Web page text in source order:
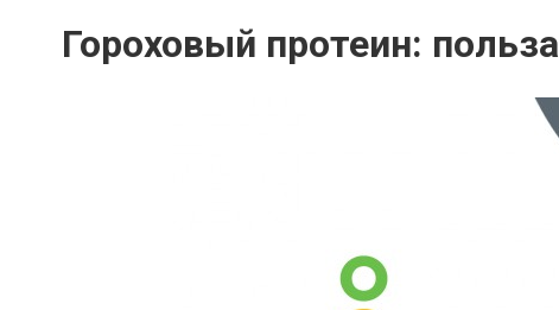
Гороховый протеин: